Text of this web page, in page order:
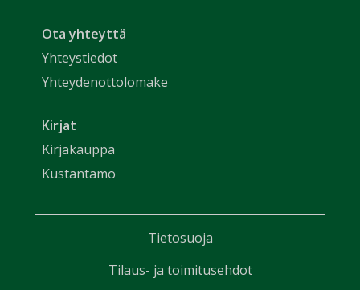
Ota yhteyttä
Yhteystiedot
Yhteydenottolomake
Kirjat
Kirjakauppa
Kustantamo
Tietosuoja
Tilaus- ja toimitusehdot